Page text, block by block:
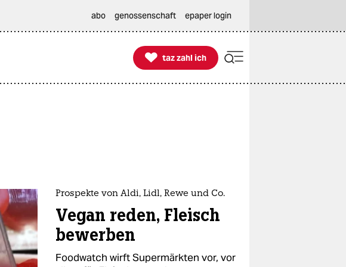
abo genossenschaft epaper login

taz zahl ich
taz zahl ich
Prospekte von Aldi, Lidl, Rewe und Co.
Vegan reden, Fleisch
bewerben
Foodwatch wirft Supermärkten vor, vor